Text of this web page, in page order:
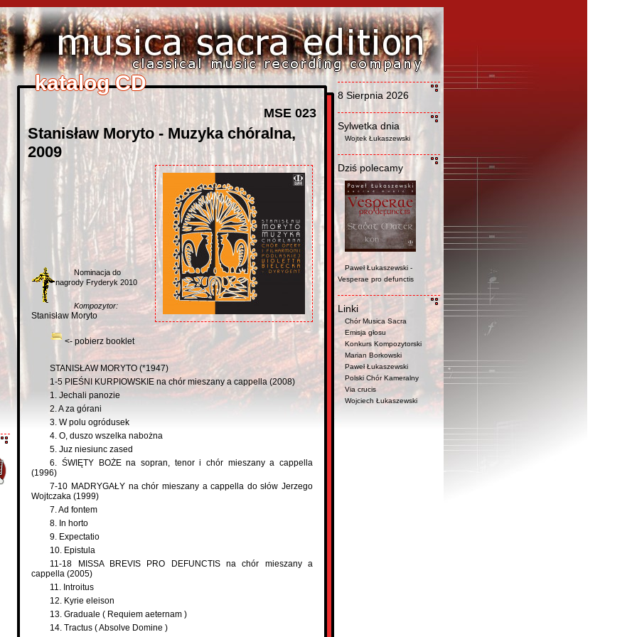
MSE 023
Stanisław Moryto - Muzyka chóralna,
2009
Nominacja do
nagrody Fryderyk 2010
Kompozytor:
Stanisław Moryto
<- pobierz booklet
STANISŁAW MORYTO (*1947)
1-5 PIEŚNI KURPIOWSKIE na chór mieszany a cappella (2008)
1. Jechali panozie
2. A za górani
3. W polu ogródusek
4. O, duszo wszelka nabożna
5. Juz niesiunc zased
6. ŚWIĘTY BOŻE na sopran, tenor i chór mieszany a cappella
(1996)
7-10 MADRYGAŁY na chór mieszany a cappella do słów Jerzego
Wojtczaka (1999)
7. Ad fontem
8. In horto
9. Expectatio
10. Epistula
11-18 MISSA BREVIS PRO DEFUNCTIS na chór mieszany a
cappella (2005)
11. Introitus
12. Kyrie eleison
13. Graduale ( Requiem aeternam )
14. Tractus ( Absolve Domine )
8 Sierpnia 2026
Sylwetka dnia
Wojtek Łukaszewski
Dziś polecamy
Paweł Łukaszewski -
Vesperae pro defunctis
Linki
Chór Musica Sacra
Emisja głosu
Konkurs Kompozytorski
Marian Borkowski
Paweł Łukaszewski
Polski Chór Kameralny
Via crucis
Wojciech Łukaszewski
katalog CD
katalog CD
katalog CD
katalog CD
katalog CD